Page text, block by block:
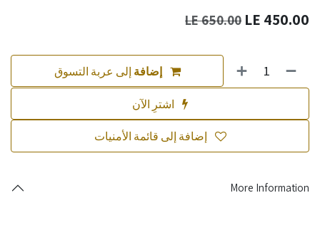
450.00
650.00
LE
إضافة إلى عربة التسوق
إضافة إلى قائمة الأمنيات
More Information